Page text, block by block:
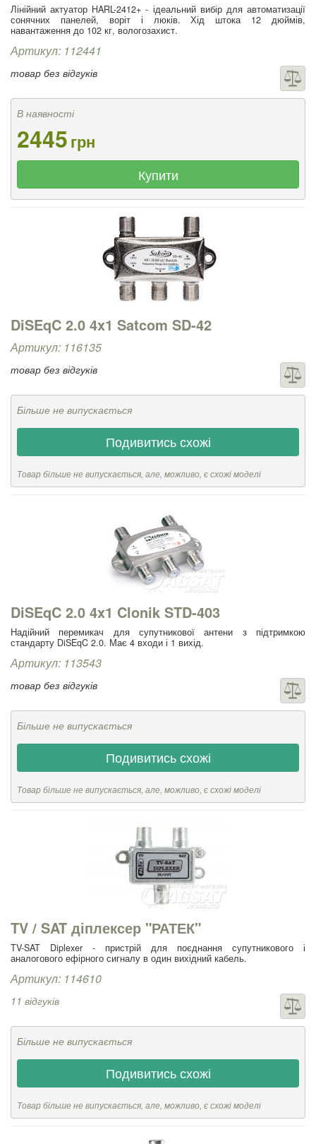
Лінійний актуатор HARL-2412+ - ідеальний вибір для автоматизації
сонячних панелей, воріт і люків. Хід штока 12 дюймів,
навантаження до 102 кг, вологозахист.
Артикул: 112441
товар без відгуків
В наявності
2445грн
Купити
DiSEqC 2.0 4x1 Satcom SD-42
Артикул: 116135
товар без відгуків
Більше не випускається
Подивитись схожі
Товар більше не випускається, але, можливо, є схожі моделі
DiSEqC 2.0 4x1 Clonik STD-403
Надійний перемикач для супутникової антени з підтримкою
стандарту DiSEqC 2.0. Має 4 входи і 1 вихід.
Артикул: 113543
товар без відгуків
Більше не випускається
Подивитись схожі
Товар більше не випускається, але, можливо, є схожі моделі
TV / SAT діплексер "РАТЕК"
TV-SAT Diplexer - пристрій для поєднання супутникового і
аналогового ефірного сигналу в один вихідний кабель.
Артикул: 114610
11 відгуків
Більше не випускається
Подивитись схожі
Товар більше не випускається, але, можливо, є схожі моделі